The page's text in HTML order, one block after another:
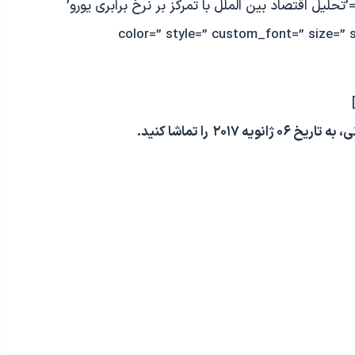
[av_heading tag=’h1′ padding=’10’ heading=’تحلیل اقتصاد بین الملل با تمرکز بر نرخ برابری یورو’
color=” style=” custom_font=” size=”
را تماشا کنید.